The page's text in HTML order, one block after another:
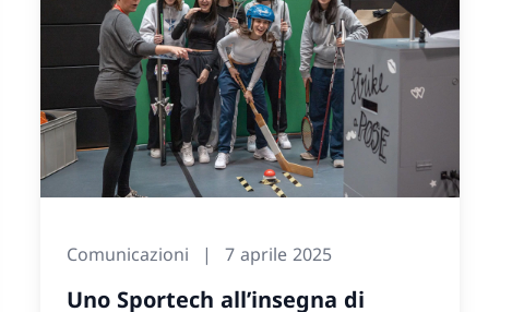
Comunicazioni 7 aprile 2025
Uno Sportech all’insegna di